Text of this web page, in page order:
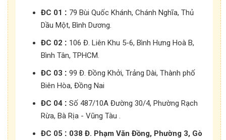
ĐC 01 : 79 Bùi Quốc Khánh, Chánh Nghĩa, Thủ
Dầu Một, Bình Dương.
ĐC 02 : 106 Đ. Liên Khu 5-6, Bình Hưng Hoà B,
Bình Tân, TPHCM.
ĐC 03 : 99 Đ. Đồng Khởi, Trảng Dài, Thành phố
Biên Hòa, Đồng Nai
ĐC 04 : Số 487/10A Đường 30/4, Phường Rạch
Rừa, Bà Rịa - Vũng Tàu .
ĐC 05 : 038 Đ. Phạm Văn Đồng, Phường 3, Gò